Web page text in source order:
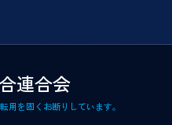
連合会
用を固くお断りしています。